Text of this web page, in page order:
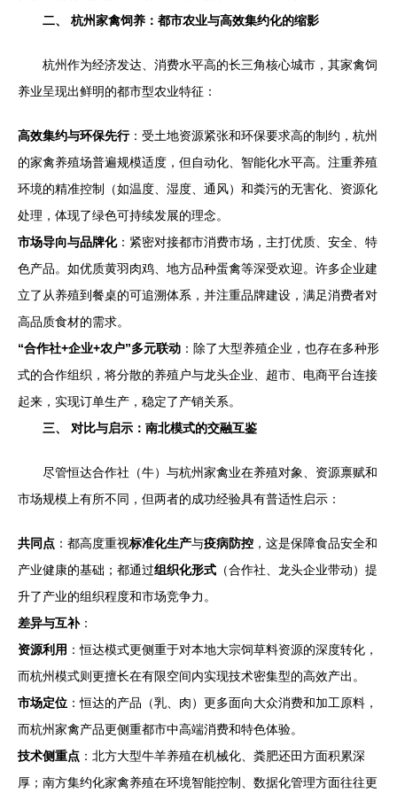
二、 杭州家禽饲养：都市农业与高效集约化的缩影
杭州作为经济发达、消费水平高的长三角核心城市，其家禽饲
养业呈现出鲜明的都市型农业特征：
高效集约与环保先行：受土地资源紧张和环保要求高的制约，杭州
的家禽养殖场普遍规模适度，但自动化、智能化水平高。注重养殖
环境的精准控制（如温度、湿度、通风）和粪污的无害化、资源化
处理，体现了绿色可持续发展的理念。
市场导向与品牌化：紧密对接都市消费市场，主打优质、安全、特
色产品。如优质黄羽肉鸡、地方品种蛋禽等深受欢迎。许多企业建
立了从养殖到餐桌的可追溯体系，并注重品牌建设，满足消费者对
高品质食材的需求。
“合作社+企业+农户”多元联动 ：除了大型养殖企业，也存在多种形
式的合作组织，将分散的养殖户与龙头企业、超市、电商平台连接
起来，实现订单生产，稳定了产销关系。
三、 对比与启示：南北模式的交融互鉴
尽管恒达合作社（牛）与杭州家禽业在养殖对象、资源禀赋和
市场规模上有所不同，但两者的成功经验具有普适性启示：
共同点 ：都高度重视标准化生产与疫病防控 ，这是保障食品安全和
产业健康的基础；都通过组织化形式 （合作社、龙头企业带动）提
升了产业的组织程度和市场竞争力。
差异与互补：
资源利用 ：恒达模式更侧重于对本地大宗饲草料资源的深度转化，
而杭州模式则更擅长在有限空间内实现技术密集型的高效产出。
市场定位 ：恒达的产品（乳、肉）更多面向大众消费和加工原料，
而杭州家禽产品更侧重都市中高端消费和特色体验。
技术侧重点 ：北方大型牛羊养殖在机械化、粪肥还田方面积累深
厚；南方集约化家禽养殖在环境智能控制、数据化管理方面往往更